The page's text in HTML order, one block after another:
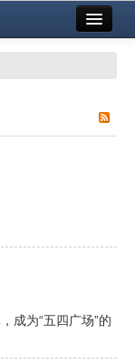
成为“五四广场”的